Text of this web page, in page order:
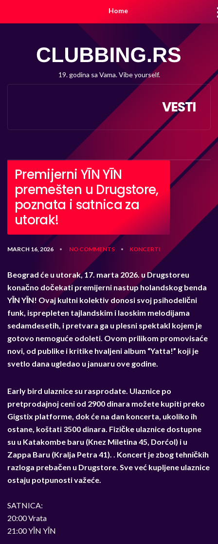
Home
19. godina sa Vama. Vibe yourself.
VESTI
Premijerni YĪN YĪN
premešten u Drugstore,
poznata i satnica za
utorak!
MARCH 16, 2026 • NO COMMENTS • KONCERTI
Beograd će u utorak, 17. marta 2026. u Drugstoreu
konačno dočekati premijerni nastup holandskog benda
YĪN YĪN! Ovaj kultni kolektiv donosi svoj psihodelični
funk, isprepleten tajlandskim i laoskim melodijama
sedamdesetih, i pretvara ga u plesni spektakl kojem je
gotovo nemoguće odoleti. Ovom prilikom promovisaće
novi, od publike i kritike hvaljeni album “Yatta!” koji je
svetlo dana ugledao u januaru ove godine.
Early bird ulaznice su rasprodate. Ulaznice po
pretprodajnoj ceni od 2900 dinara možete kupiti preko
Gigstix platforme, dokće na dan koncerta, ukoliko ih
ostane, koštati 3500 dinara. Fizičke ulaznice dostupne
su u Katakombe baru (Knez Miletina 45, Dorćol) i u
Zappa Baru (Kralja Petra 41). . Koncert je zbog tehničkih
razloga prebačen u Drugstore. Sve već kupljene ulaznice
ostaju potpunosti važeće.
SATNICA:
20:00 Vrata
21:00 YĪN YĪN